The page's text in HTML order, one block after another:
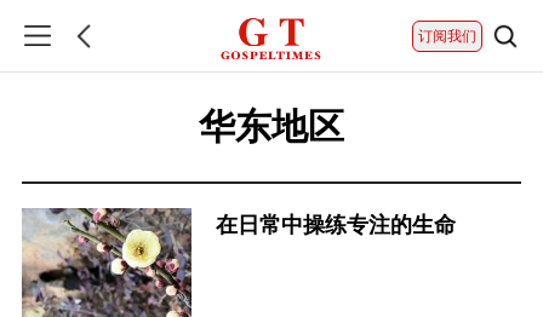
订阅我们
华东地区
在日常中操练专注的生命